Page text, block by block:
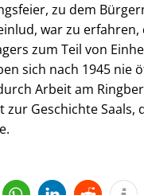
zu dem
war zu erfahren,
zum Teil von
sich nach 1945 nie
Arbeit am
zur Geschichte Saals,